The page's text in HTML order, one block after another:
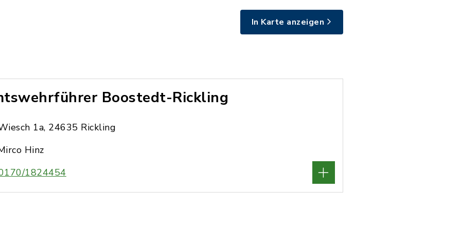
In Karte anzeigen
Boostedt-Rickling
1a, 24635 Rickling
Hinz
1824454